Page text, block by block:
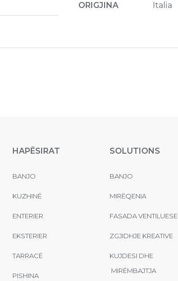
ORIGJINA
Italia
HAPËSIRAT
BANJO
KUZHINË
ENTERIER
EKSTERIER
TARRACË
PISHINA
SOLUTIONS
BANJO
MIRËQENIA
FASADA VENTILUESE
ZGJIDHJE KREATIVE
KUJDESI DHE
MIRËMBAJTJA